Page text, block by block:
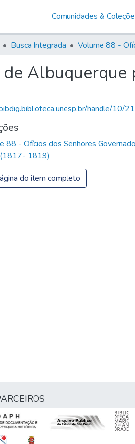
Comunidades &
Busca Integrada
Albuquerque
handle/10/
88 - Ofícios dos Senhores
1819)
do item completo